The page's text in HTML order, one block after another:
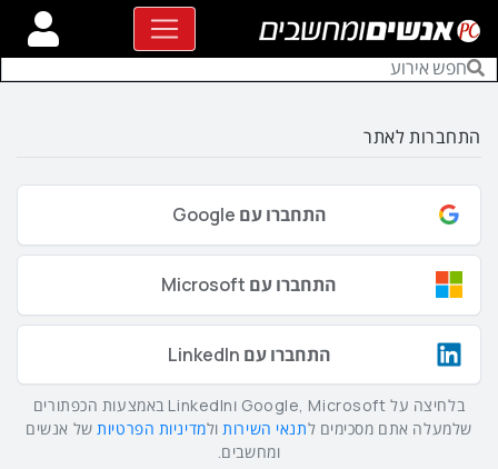
התחברות לאתר
התחברו עם Google
התחברו עם Microsoft
התחברו עם LinkedIn
בלחיצה על Google, Microsoft וLinkedIn באמצעות הכפתורים
שלמעלה אתם מסכימים לתנאי השירותולמדיניות הפרטיותשל אנשים
ומחשבים.